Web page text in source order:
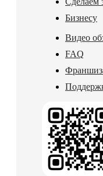
Бизнесу
Видео
FAQ